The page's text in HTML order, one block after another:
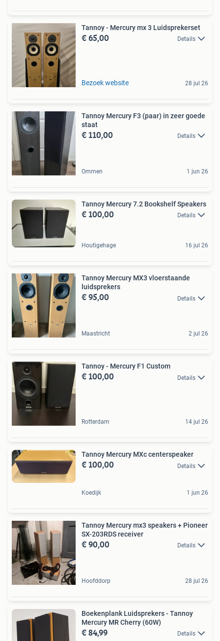
Tannoy - Mercury mx 3 Luidsprekerset
€ 65,00 Details
Bezoek website 28 jul 26
Tannoy Mercury F3 (paar) in zeer goede
staat
€ 110,00 Details
Ommen 1 jun 26
Tannoy Mercury 7.2 Bookshelf Speakers
€ 100,00 Details
Houtigehage 16 jul 26
Tannoy Mercury MX3 vloerstaande
luidsprekers
€ 95,00 Details
Maastricht 2 jul 26
Tannoy - Mercury F1 Custom
€ 100,00 Details
Rotterdam 14 jul 26
Tannoy Mercury MXc centerspeaker
€ 100,00 Details
Koedijk 1 jun 26
Tannoy Mercury mx3 speakers + Pioneer
SX-203RDS receiver
€ 90,00 Details
Hoofddorp 28 jul 26
Boekenplank Luidsprekers - Tannoy
Mercury MR Cherry (60W)
€ 84,99 Details